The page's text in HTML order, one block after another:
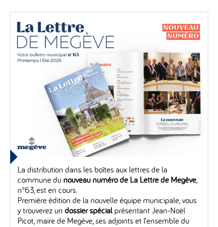
La distribution dans les boîtes aux lettres de la
commune du nouveau numéro de La Lettre de Megève
n°63, est en cours.
Première édition de la nouvelle équipe municipale, vous
y trouverez un dossier spécial présentant Jean-Noël
Picot, maire de Megève, ses adjoints et l’ensemble du